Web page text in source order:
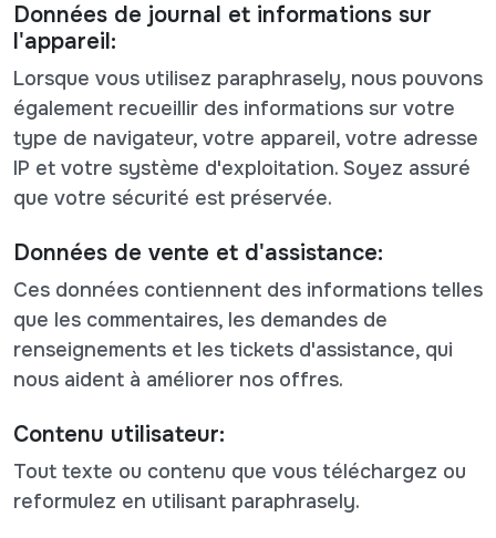
Données de journal et informations sur
l'appareil:
Lorsque vous utilisez paraphrasely, nous pouvons
également recueillir des informations sur votre
type de navigateur, votre appareil, votre adresse
IP et votre système d'exploitation. Soyez assuré
que votre sécurité est préservée.
Données de vente et d'assistance:
Ces données contiennent des informations telles
que les commentaires, les demandes de
renseignements et les tickets d'assistance, qui
nous aident à améliorer nos offres.
Contenu utilisateur:
Tout texte ou contenu que vous téléchargez ou
reformulez en utilisant paraphrasely.